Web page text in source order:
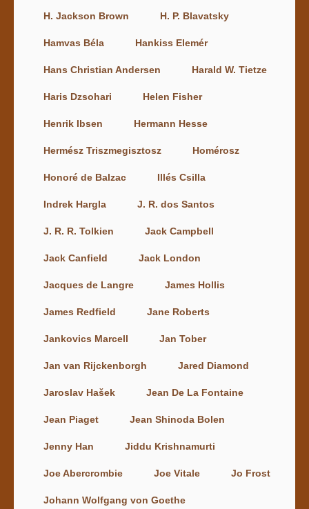
H. Jackson Brown H. P. Blavatsky
Hamvas Béla Hankiss Elemér
Hans Christian Andersen Harald W. Tietze
Haris Dzsohari Helen Fisher
Henrik Ibsen Hermann Hesse
Hermész Triszmegisztosz Homérosz
Honoré de Balzac Illés Csilla
Indrek Hargla J. R. dos Santos
J. R. R. Tolkien Jack Campbell
Jack Canfield Jack London
Jacques de Langre James Hollis
James Redfield Jane Roberts
Jankovics Marcell Jan Tober
Jan van Rijckenborgh Jared Diamond
Jaroslav Hašek Jean De La Fontaine
Jean Piaget Jean Shinoda Bolen
Jenny Han Jiddu Krishnamurti
Joe Abercrombie Joe Vitale Jo Frost
Johann Wolfgang von Goethe